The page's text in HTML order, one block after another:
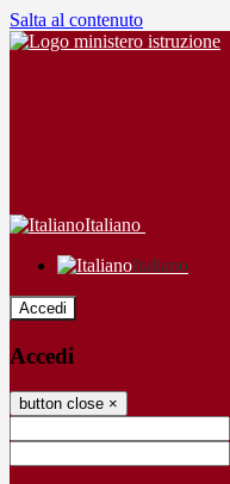
Salta al contenuto
Italiano
Italiano
Accedi
Accedi
button close ×